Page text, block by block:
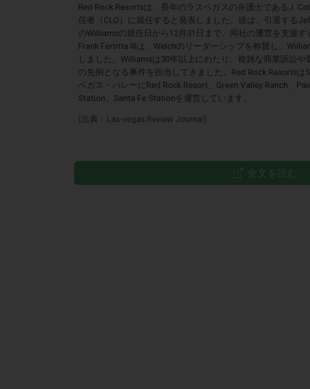
Red Rock Resortsは、長年のラスベガスの弁護士であるJ.
任者（CLO）に就任すると発表しました。彼は、引退する
のWilliamsの就任日から12月31日まで、同社の運営を支援す
Frank Fertitta IIIは、Welchのリーダーシップを称賛し、
しました。Williamsは30年以上にわたり、複雑な商業訴訟
の先例となる事件を担当してきました。Red Rock Resorts
ベガス・バレーにRed Rock Resort、Green Valley Ranch、
Station、Santa Fe Stationを運営しています。
(出典：Las-vegas Review Journal)
全文を読む